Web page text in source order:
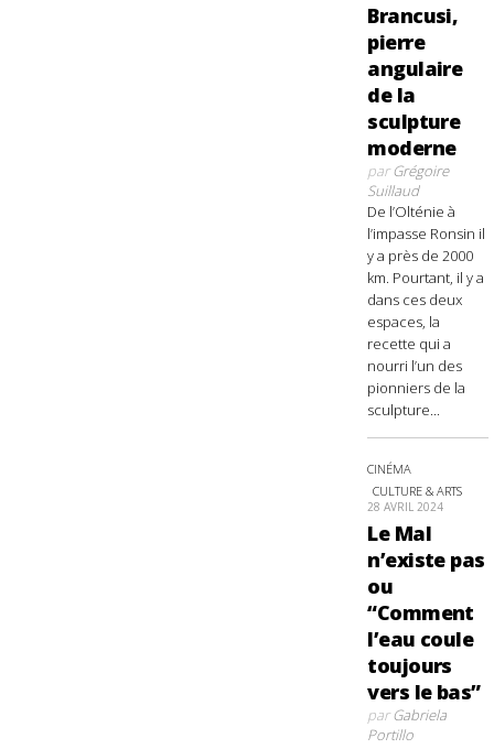
Brancusi,
pierre
angulaire
de la
sculpture
moderne
parGrégoire
Suillaud
De l’Olténie à
l’impasse Ronsin il
y a près de 2000
km. Pourtant, il y a
dans ces deux
espaces, la
recette qui a
nourri l’un des
pionniers de la
sculpture...
CINÉMA
CULTURE & ARTS
28 AVRIL 2024
Le Mal
n’existe pas
ou
“Comment
l’eau coule
toujours
vers le bas”
parGabriela
Portillo